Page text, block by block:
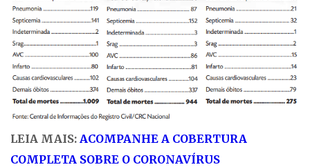
LEIA MAIS: ACOMPANHE A COBERTURA
COMPLETA SOBRE O CORONAVÍRUS